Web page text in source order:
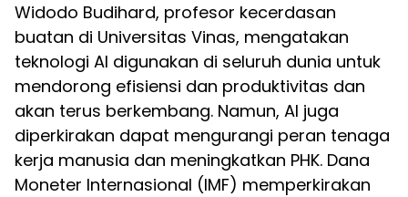
Widodo Budihard, profesor kecerdasan
buatan di Universitas Vinas, mengatakan
teknologi AI digunakan di seluruh dunia untuk
mendorong efisiensi dan produktivitas dan
akan terus berkembang. Namun, AI juga
diperkirakan dapat mengurangi peran tenaga
kerja manusia dan meningkatkan PHK. Dana
Moneter Internasional (IMF) memperkirakan